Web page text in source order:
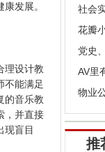
发展。
理设计教
不能满足
的音乐教
，并直接
现盲目
社会
AV里
物业
推